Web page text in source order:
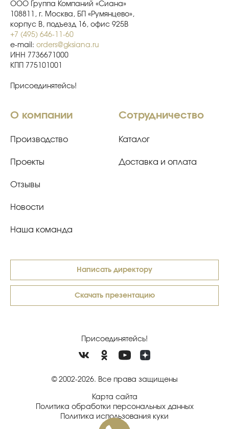
ООО Группа Компаний «Сиана»
108811, г. Москва, БП «Румянцево»,
корпус В, подъезд 16, офис 925В
+7 (495) 646-11-60
e-mail: orders@gksiana.ru
ИНН 7736671000
КПП 775101001
Присоединятейсь!
О компании
Производство
Проекты
Отзывы
Новости
Наша команда
Сотрудничество
Каталог
Доставка и оплата
Написать директору
Скачать презентацию
Присоединятейсь!
© 2002-2026. Все права защищены
Карта сайта
Политика обработки персональных данных
Политика использования куки